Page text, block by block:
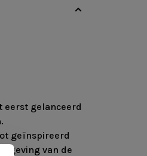
eerst gelanceerd
geïnspireerd
van de